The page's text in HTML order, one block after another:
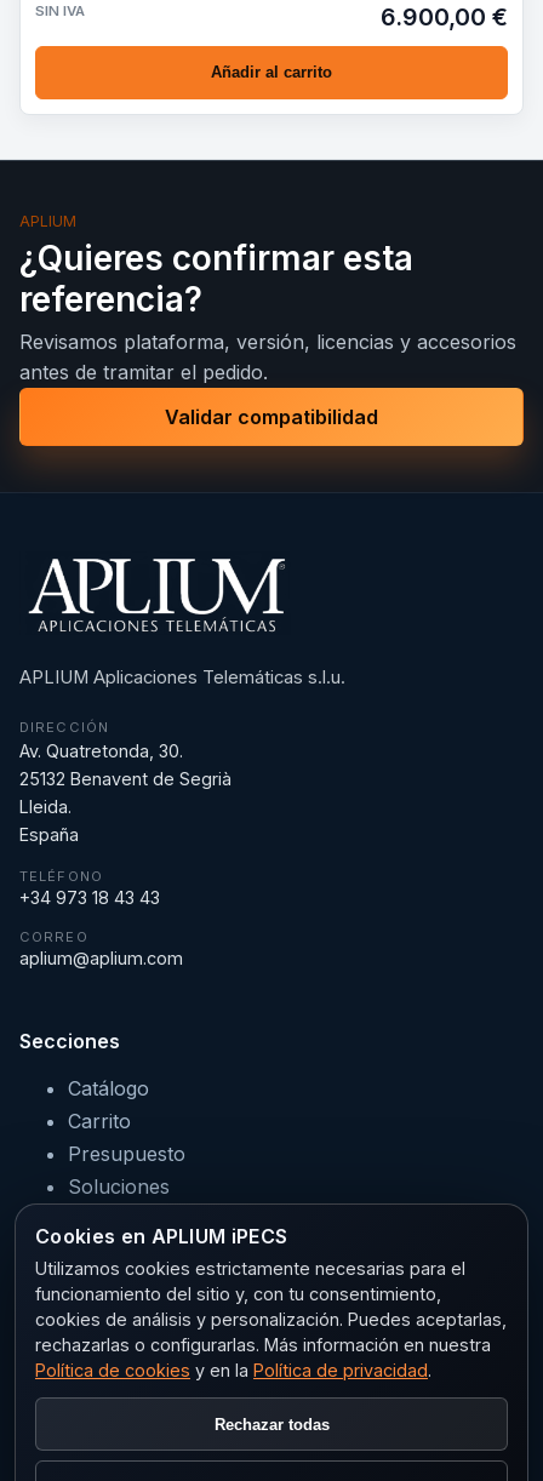
SIN IVA 6.900,00 €
Añadir al carrito
APLIUM
¿Quieres confirmar esta
referencia?
Revisamos plataforma, versión, licencias y accesorios
antes de tramitar el pedido.
Validar compatibilidad
APLIUM Aplicaciones Telemáticas s.l.u.
DIRECCIÓN
Av. Quatretonda, 30.
25132 Benavent de Segrià
Lleida.
España
TELÉFONO
+34 973 18 43 43
CORREO
aplium@aplium.com
Secciones
Catálogo
Carrito
Presupuesto
Soluciones
Sectores
Legal
Aviso legal
Política de cookies
Cookies en APLIUM iPECS
Utilizamos cookies estrictamente necesarias para el
funcionamiento del sitio y, con tu consentimiento,
cookies de análisis y personalización. Puedes aceptarlas,
rechazarlas o configurarlas. Más información en nuestra
Política de cookies y en la Política de privacidad.
Rechazar todas